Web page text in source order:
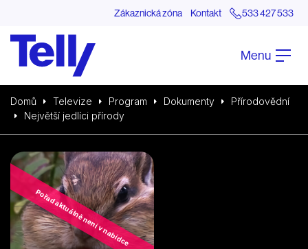
Zákaznická zóna Kontakt 533 427 533
Menu
Domů Televize Program Dokumenty
Přírodovědní
Největší jedlíci přírody
Pořad aktuálně není v nabídce